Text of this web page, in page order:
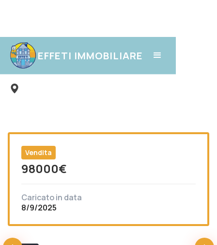
EFFETI IMMOBILIARE
Ungiasca
Vendita
98000€
Caricato in data
8/9/2025